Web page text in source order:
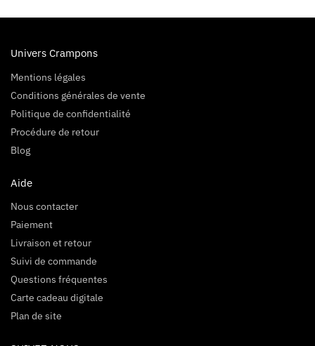
Univers Crampons
Mentions légales
Conditions générales de vente
Politique de confidentialité
Procédure de retour
Blog
Aide
Nous contacter
Paiement
Livraison et retour
Suivi de commande
Questions fréquentes
Carte cadeau digitale
Plan de site